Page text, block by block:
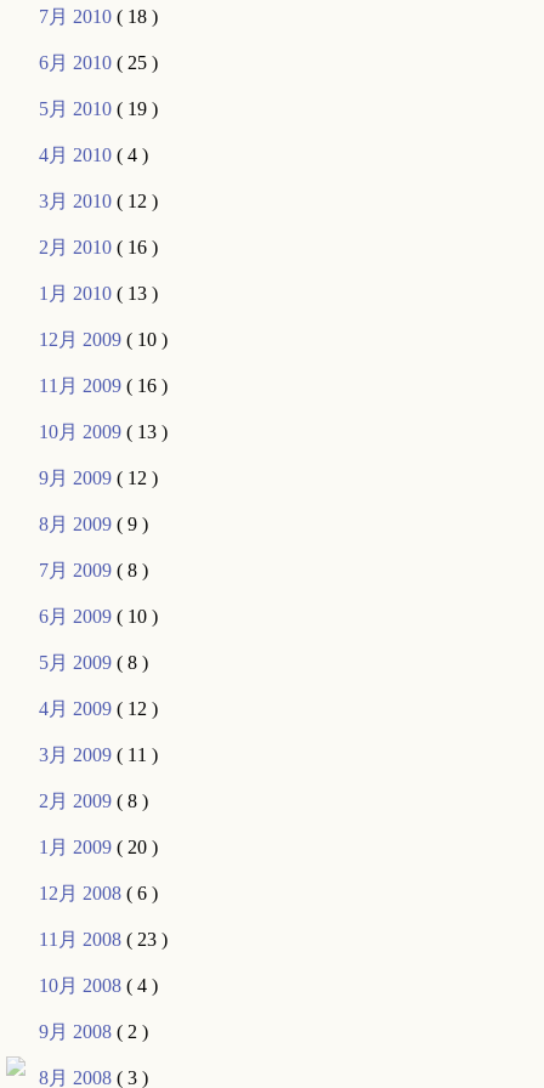
7月 2010( 18 )
6月 2010( 25 )
5月 2010( 19 )
4月 2010( 4 )
3月 2010( 12 )
2月 2010( 16 )
1月 2010( 13 )
12月 2009( 10 )
11月 2009( 16 )
10月 2009( 13 )
9月 2009( 12 )
8月 2009( 9 )
7月 2009( 8 )
6月 2009( 10 )
5月 2009( 8 )
4月 2009( 12 )
3月 2009( 11 )
2月 2009( 8 )
1月 2009( 20 )
12月 2008( 6 )
11月 2008( 23 )
10月 2008( 4 )
9月 2008( 2 )
8月 2008( 3 )